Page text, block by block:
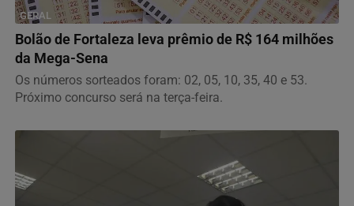
GERAL
Bolão de Fortaleza leva prêmio de R$ 164 milhões
da Mega-Sena
Os números sorteados foram: 02, 05, 10, 35, 40 e 53.
Próximo concurso será na terça-feira.